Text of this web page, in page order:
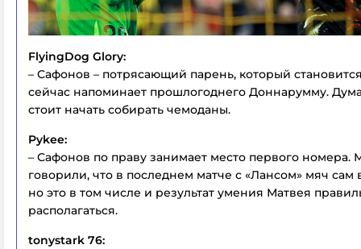
FlyingDog Glory:
– Сафонов – потрясающий парень, который
сейчас напоминает прошлогоднего Доннарумму.
стоит начать собирать чемоданы.
Pykee:
– Сафонов по праву занимает место первого номера.
говорили, что в последнем матче с «Лансом» мяч сам
но это в том числе и результат умения Матвея
располагаться.
tonystark 76: